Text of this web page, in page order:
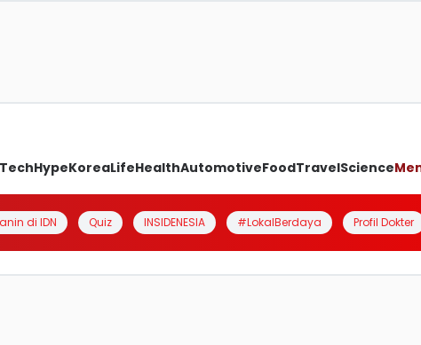
TechHypeKoreaLifeHealthAutomotiveFoodTravelScience
di IDN Quiz INSIDENESIA #LokalBerdaya Profil Dokter